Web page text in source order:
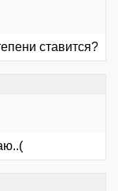
ставится?